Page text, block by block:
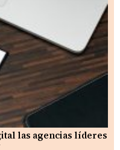
las agencias líderes